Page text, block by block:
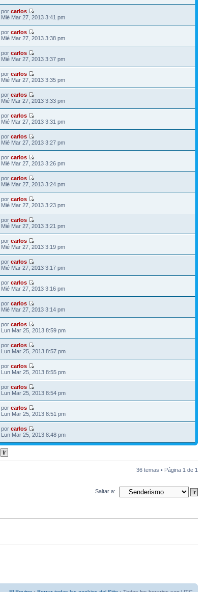
porcarlos
Mié Mar 27, 2013 3:41 pm
porcarlos
Mié Mar 27, 2013 3:38 pm
porcarlos
Mié Mar 27, 2013 3:37 pm
porcarlos
Mié Mar 27, 2013 3:35 pm
porcarlos
Mié Mar 27, 2013 3:33 pm
porcarlos
Mié Mar 27, 2013 3:31 pm
porcarlos
Mié Mar 27, 2013 3:27 pm
porcarlos
Mié Mar 27, 2013 3:26 pm
porcarlos
Mié Mar 27, 2013 3:24 pm
porcarlos
Mié Mar 27, 2013 3:23 pm
porcarlos
Mié Mar 27, 2013 3:21 pm
porcarlos
Mié Mar 27, 2013 3:19 pm
porcarlos
Mié Mar 27, 2013 3:17 pm
porcarlos
Mié Mar 27, 2013 3:16 pm
porcarlos
Mié Mar 27, 2013 3:14 pm
porcarlos
Lun Mar 25, 2013 8:59 pm
porcarlos
Lun Mar 25, 2013 8:57 pm
porcarlos
Lun Mar 25, 2013 8:55 pm
porcarlos
Lun Mar 25, 2013 8:54 pm
porcarlos
Lun Mar 25, 2013 8:51 pm
porcarlos
Lun Mar 25, 2013 8:48 pm
36 temas • Página 1 de 1
Saltar a: